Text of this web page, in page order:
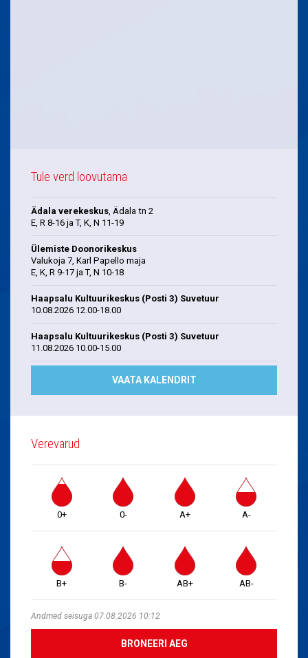
Tule verd loovutama
Ädala verekeskus , Ädala tn 2
E, R 8-16 ja T, K, N 11-19
Ülemiste Doonorikeskus
Valukoja 7, Karl Papello maja
E, K, R 9-17 ja T, N 10-18
Haapsalu Kultuurikeskus (Posti 3) Suvetuur
10.08.2026 12.00-18.00
Haapsalu Kultuurikeskus (Posti 3) Suvetuur
11.08.2026 10.00-15.00
VAATA KALENDRIT
Verevarud
0+ 0- A+ A-
B+ B- AB+ AB-
Andmed seisuga 07.08.2026 10:12
BRONEERI AEG